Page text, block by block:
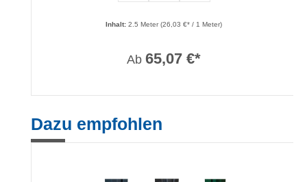
Inhalt: 2.5 Meter (26,03 €* / 1 Meter)
Ab 65,07 €*
Produktgalerie überspringen
Dazu empfohlen